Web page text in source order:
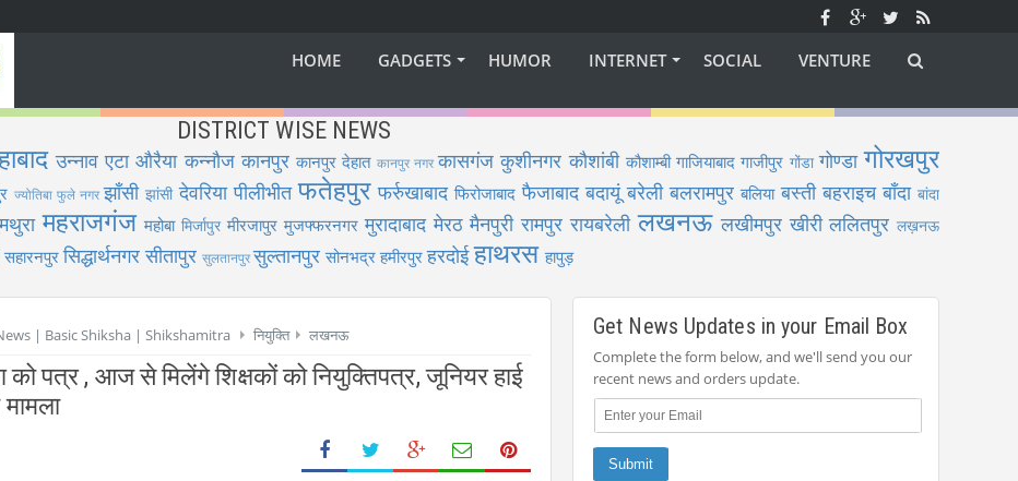
HOME GADGETS HUMOR INTERNET SOCIAL VENTURE
DISTRICT WISE NEWS
उन्नाव एटा औरैया कन्नौज कानपुर कानपुर देहात कानपुर नगर कासगंज कुशीनगर कौशांबी कौशाम्बी गाजियाबाद गाजीपुर गोंडा गोण्डा गोरखपुर
ज्योतिबा फुले नगर झाँसी झांसी देवरिया पीलीभीत फतेहपुर फर्रुखाबाद फिरोजाबाद फैजाबाद बदायूं बरेली बलरामपुर बलिया बस्ती बहराइच बाँदा बांदा
महराजगंज महोबा मिर्जापुर मीरजापुर मुजफ्फरनगर मुरादाबाद मेरठ मैनपुरी रामपुर रायबरेली लखनऊ लखीमपुर खीरी ललितपुर लख़नऊ
सहारनपुर सिद्धार्थनगर सीतापुर सुलतानपुरसुल्तानपुर सोनभद्र हमीरपुर हरदोई हाथरस हापुड़
| Basic Shiksha | Shikshamitra नियुक्ति लखनऊ
पत्र , आज से मिलेंगे शिक्षकों को नियुक्तिपत्र, जूनियर हाई
Get News Updates in your Email Box
Complete the form below, and we'll send you our
recent news and orders update.